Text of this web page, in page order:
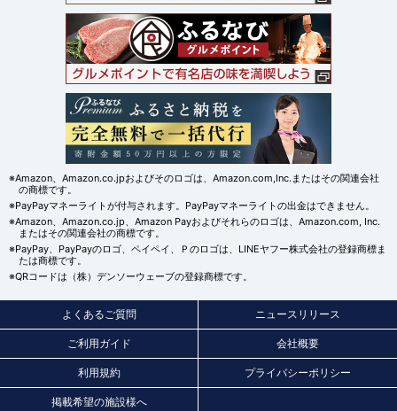
※Amazon、Amazon.co.jpおよびそのロゴは、Amazon.com,Inc.またはその関連会社
の商標です。
※PayPayマネーライトが付与されます。PayPayマネーライトの出金はできません。
※Amazon、Amazon.co.jp、Amazon Payおよびそれらのロゴは、Amazon.com, Inc.
またはその関連会社の商標です。
※PayPay、PayPayのロゴ、ペイペイ、Ｐのロゴは、LINEヤフー株式会社の登録商標ま
たは商標です。
※QRコードは（株）デンソーウェーブの登録商標です。
よくあるご質問 ニュースリリース
ご利用ガイド 会社概要
利用規約 プライバシーポリシー
掲載希望の施設様へ